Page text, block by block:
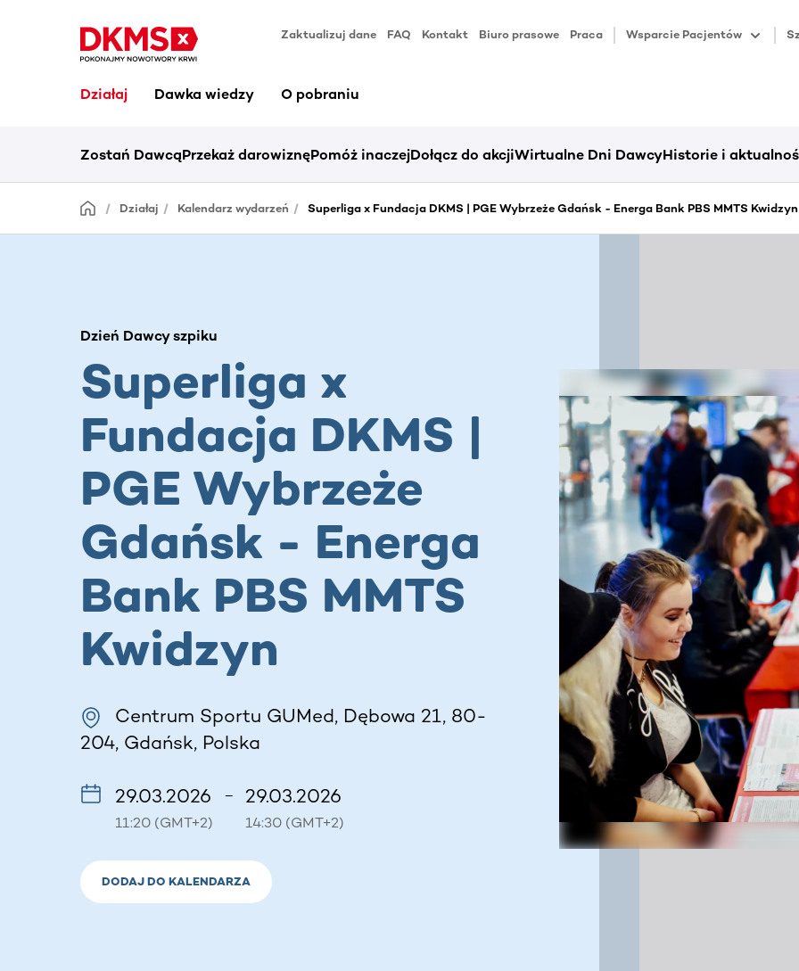
Zaktualizuj dane FAQ Kontakt Biuro prasowe Praca Wsparcie Pacjentów
Działaj Dawka wiedzy O pobraniu
Zostań DawcąPrzekaż darowiznęPomóż inaczejDołącz do akcjiWirtualne Dni DawcyHistorie i
Działaj Kalendarz wydarzeń Superliga x Fundacja DKMS | PGE Wybrzeże Gdańsk - Energa Bank PBS MMTS Kwidzyn
Dzień Dawcy szpiku
Superliga x
Fundacja DKMS |
PGE Wybrzeże
Gdańsk - Energa
Bank PBS MMTS
Kwidzyn
Centrum Sportu GUMed, Dębowa 21, 80-
204, Gdańsk, Polska
29.03.2026
11:20 (GMT+2)
– 29.03.2026
14:30 (GMT+2)
DODAJ DO KALENDARZA